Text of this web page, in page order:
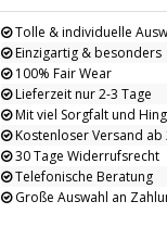
Tolle & individuelle
Einzigartig & besonders
100% Fair Wear
Lieferzeit nur 2-3 Tage
Mit viel Sorgfalt und
Kostenloser Versand ab
30 Tage Widerrufsrecht
Telefonische Beratung
Große Auswahl an